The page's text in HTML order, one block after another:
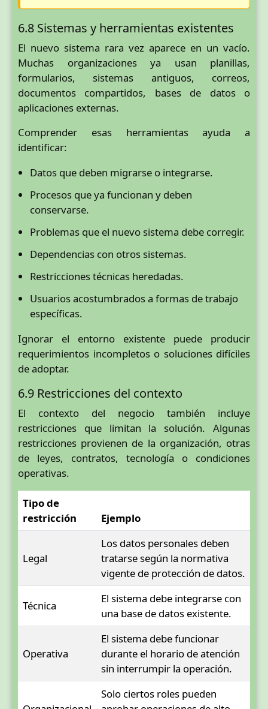
6.8 Sistemas y herramientas existentes
El nuevo sistema rara vez aparece en un vacío.
Muchas organizaciones ya usan planillas,
formularios, sistemas antiguos, correos,
documentos compartidos, bases de datos o
aplicaciones externas.
Comprender esas herramientas ayuda a
identificar:
Datos que deben migrarse o integrarse.
Procesos que ya funcionan y deben
conservarse.
Problemas que el nuevo sistema debe corregir.
Dependencias con otros sistemas.
Restricciones técnicas heredadas.
Usuarios acostumbrados a formas de trabajo
específicas.
Ignorar el entorno existente puede producir
requerimientos incompletos o soluciones difíciles
de adoptar.
6.9 Restricciones del contexto
El contexto del negocio también incluye
restricciones que limitan la solución. Algunas
restricciones provienen de la organización, otras
de leyes, contratos, tecnología o condiciones
operativas.
Tipo de
restricción
Ejemplo
Legal
Los datos personales deben
tratarse según la normativa
vigente de protección de datos.
Técnica
El sistema debe integrarse con
una base de datos existente.
Operativa
El sistema debe funcionar
durante el horario de atención
sin interrumpir la operación.
Solo ciertos roles pueden